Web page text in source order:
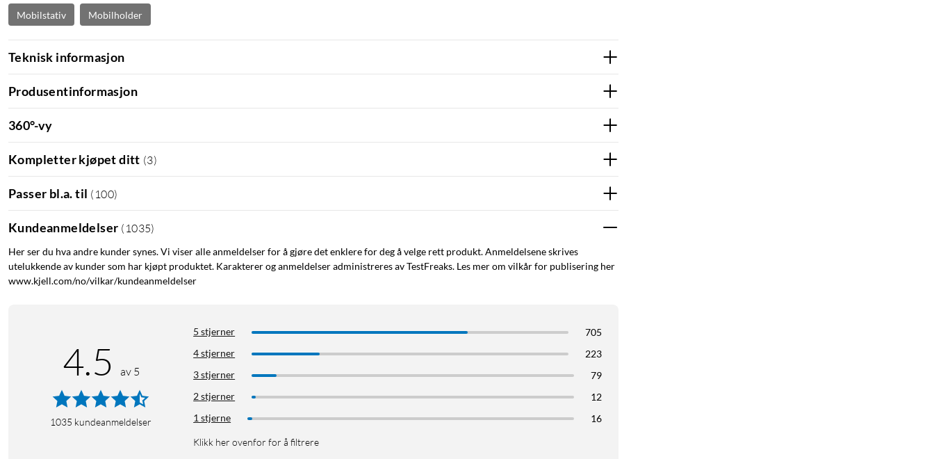
Mobilstativ Mobilholder
Teknisk informasjon
Produsentinformasjon
360°-vy
Kompletter kjøpet ditt (3)
Passer bl.a. til ( 100)
Kundeanmeldelser ( 1035)
Her ser du hva andre kunder synes. Vi viser alle anmeldelser for å gjøre det enklere for deg å velge rett produkt. Anmeldelsene skrives
utelukkende av kunder som har kjøpt produktet. Karakterer og anmeldelser administreres av TestFreaks. Les mer om vilkår for publisering her
www.kjell.com/no/vilkar/kundeanmeldelser
4.5 av 5
1035 kundeanmeldelser
5 stjerner
705
4 stjerner
223
3 stjerner
79
2 stjerner
12
1 stjerne
16
Klikk her ovenfor for å filtrere